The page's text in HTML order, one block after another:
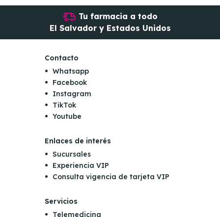
Tu farmacia a todo
El Salvador y Estados Unidos
Contacto
Whatsapp
Facebook
Instagram
TikTok
Youtube
Enlaces de interés
Sucursales
Experiencia VIP
Consulta vigencia de tarjeta VIP
Servicios
Telemedicina